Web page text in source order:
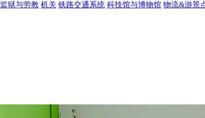
监狱与劳教 机关 铁路交通系统 科技馆与博物馆 物流&游景